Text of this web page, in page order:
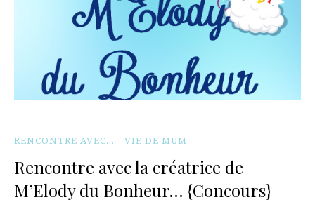
RENCONTRE AVEC... VIE DE MUM
Rencontre avec la créatrice de
M’Elody du Bonheur… {Concours}